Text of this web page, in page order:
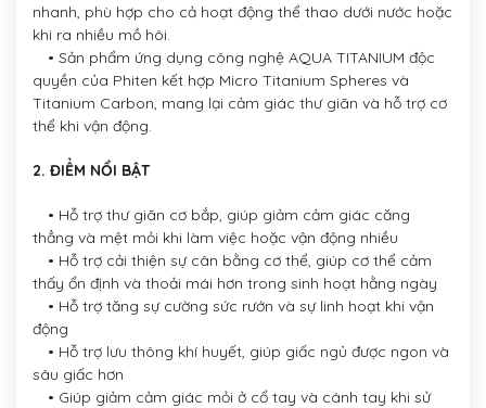
nhanh, phù hợp cho cả hoạt động thể thao dưới nước hoặc
khi ra nhiều mồ hôi.
• Sản phẩm ứng dụng công nghệ AQUA TITANIUM độc
quyền của Phiten kết hợp Micro Titanium Spheres và
Titanium Carbon, mang lại cảm giác thư giãn và hỗ trợ cơ
thể khi vận động.
2. ĐIỂM NỔI BẬT
• Hỗ trợ thư giãn cơ bắp, giúp giảm cảm giác căng
thẳng và mệt mỏi khi làm việc hoặc vận động nhiều
• Hỗ trợ cải thiện sự cân bằng cơ thể, giúp cơ thể cảm
thấy ổn định và thoải mái hơn trong sinh hoạt hằng ngày
• Hỗ trợ tăng sự cường sức rướn và sự linh hoạt khi vận
động
• Hỗ trợ lưu thông khí huyết, giúp giấc ngủ được ngon và
sâu giấc hơn
• Giúp giảm cảm giác mỏi ở cổ tay và cánh tay khi sử